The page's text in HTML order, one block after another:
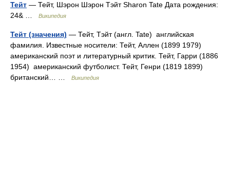
Тейт — Тейт, Шэрон Шэрон Тэйт Sharon Tate Дата рождения:
24& …
Википедия
Тейт (значения) — Тейт, Тэйт (англ. Tate) английская
фамилия. Известные носители: Тейт, Аллен (1899 1979)
американский поэт и литературный критик. Тейт, Гарри (1886
1954) американский футболист. Тейт, Генри (1819 1899)
британский… …
Википедия